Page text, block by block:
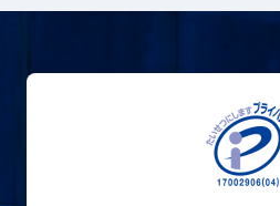
mail お問い合わせ
公式SNS